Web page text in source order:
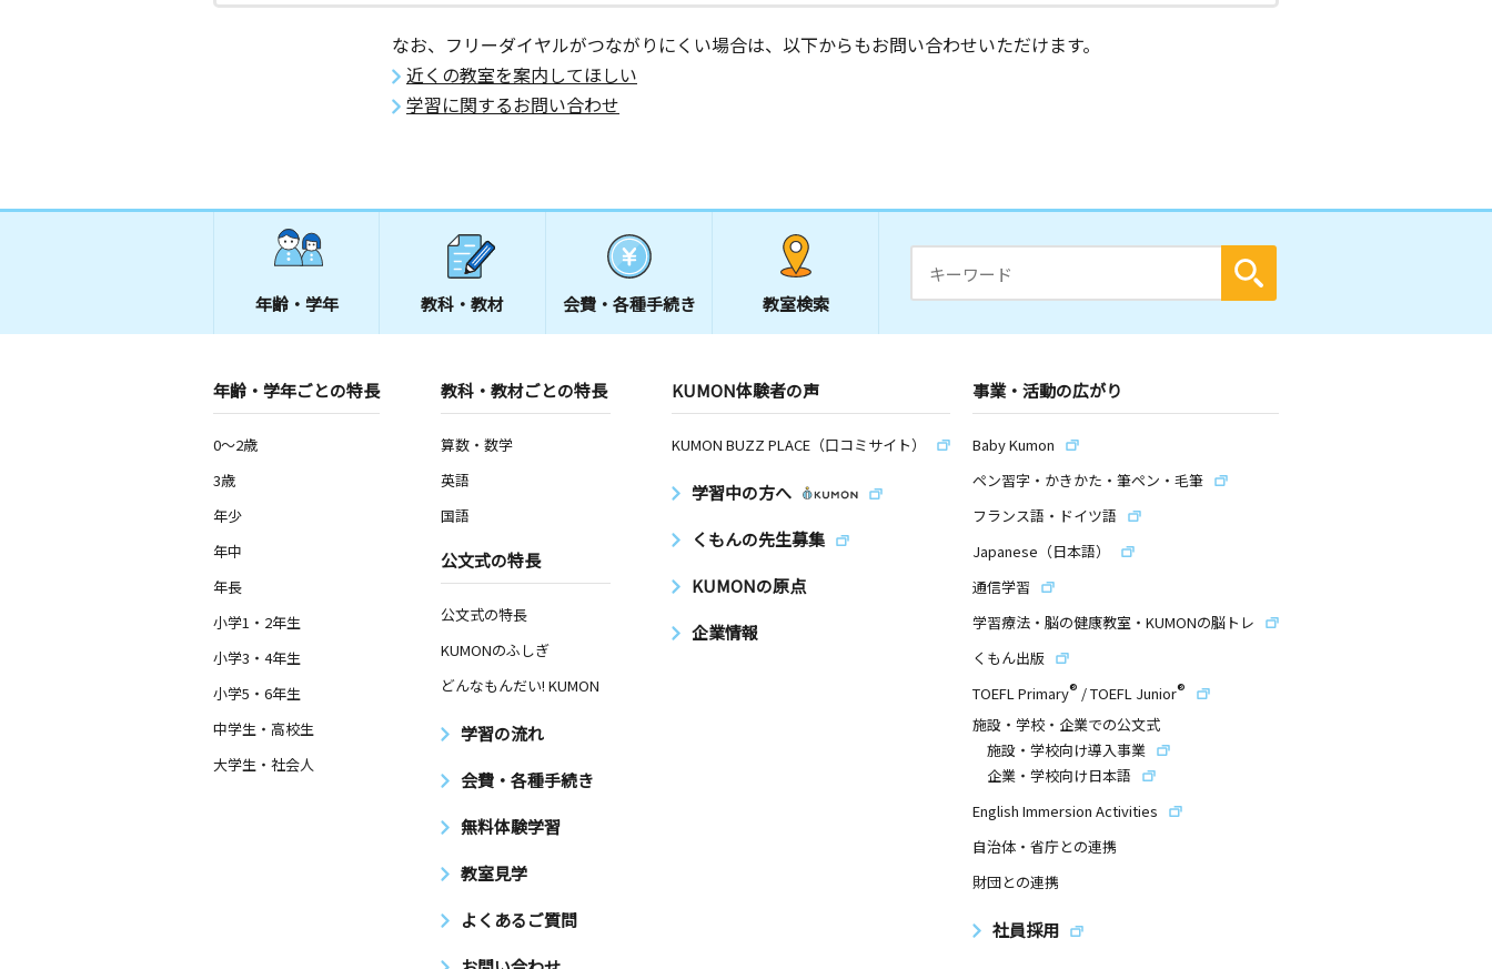
なお、フリーダイヤルがつながりにくい場合は、以下からもお問い合わせいただけます。
近くの教室を案内してほしい
学習に関するお問い合わせ
年齢・学年 教科・教材 会費・ 各種手続き 教室検索
年齢・学年ごとの特長
0～2歳
3歳
年少
年中
年長
小学1・2年生
小学3・4年生
小学5・6年生
中学生・高校生
大学生・社会人
教科・教材ごとの特長
算数・数学
英語
国語
公文式の特長
公文式の特長
KUMONのふしぎ
どんなもんだい! KUMON
学習の流れ
会費・各種手続き
無料体験学習
教室見学
よくあるご質問
KUMON体験者の声
KUMON BUZZ PLACE（口コミサイト）
学習中の方へ
くもんの先生募集
KUMONの原点
企業情報
事業・活動の広がり
Baby Kumon
ペン習字・かきかた・筆ペン・毛筆
フランス語・ドイツ語
Japanese（日本語）
通信学習
学習療法・脳の健康教室・KUMONの脳トレ
くもん出版
TOEFL Primary® /TOEFL Junior®
施設・学校・企業での公文式
施設・学校向け導入事業
企業・学校向け日本語
English Immersion Activities
自治体・省庁との連携
財団との連携
社員採用